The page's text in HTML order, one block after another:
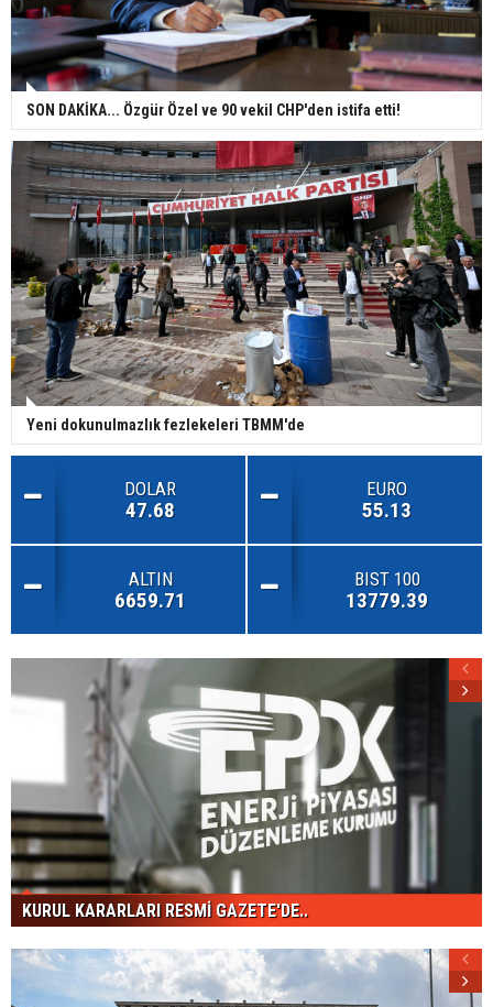
SON DAKİKA... Özgür Özel ve 90 vekil CHP'den istifa etti!
Yeni dokunulmazlık fezlekeleri TBMM'de
DOLAR
47.68
EURO
55.13
ALTIN
6659.71
BIST 100
13779.39
KURUL KARARLARI RESMİ GAZETE'DE..